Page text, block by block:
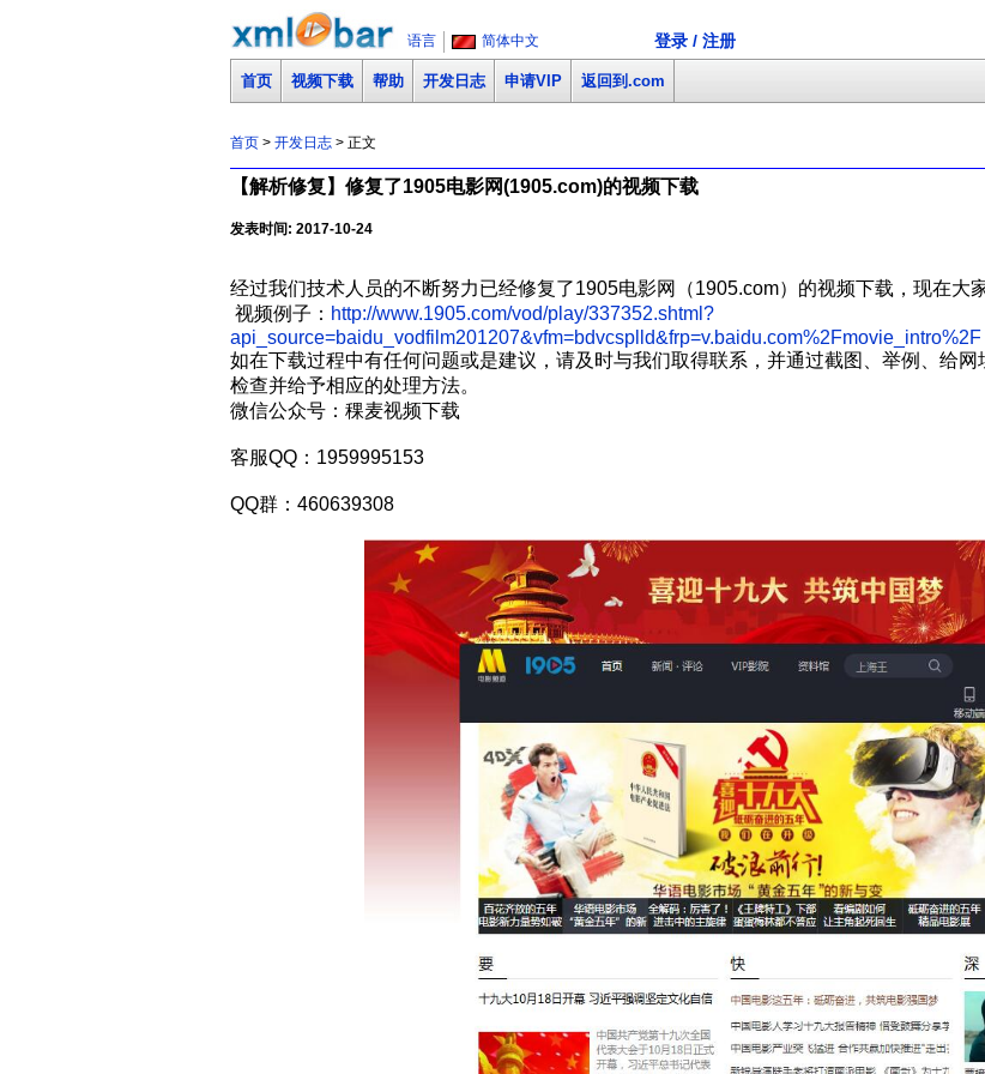
语言 简体中文 登录 / 注册
首页 视频下载 帮助 开发日志 申请VIP 返回到.com
首页 > 开发日志 > 正文
【解析修复】修复了1905电影网(1905.com)的视频下载
发表时间: 2017-10-24
经过我们技术人员的不断努力已经修复了1905电影网（1905.com）的视频下载，现在大
视频例子： http://www.1905.com/vod/play/337352.shtml?
api_source=baidu_vodfilm201207&vfm=bdvcsplld&frp=v.baidu.com%2Fmovie_intro%2F
如在下载过程中有任何问题或是建议，请及时与我们取得联系，并通过截图、举例、给
检查并给予相应的处理方法。
微信公众号：稞麦视频下载
客服QQ：1959995153
QQ群：460639308